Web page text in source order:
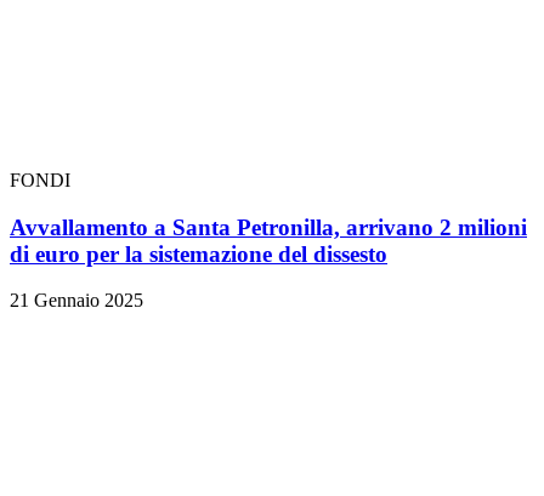
FONDI
Avvallamento a Santa Petronilla, arrivano 2 milioni
di euro per la sistemazione del dissesto
21 Gennaio 2025